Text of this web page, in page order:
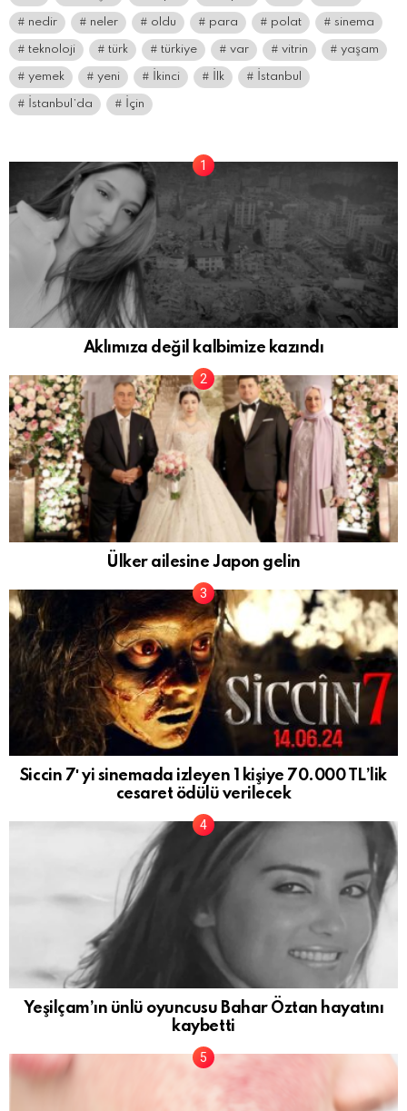
nedir neler oldu para polat sinema
teknoloji türk türkiye var vitrin yaşam
yemek yeni İkinci İlk İstanbul
İstanbul’da İçin
Aklımıza değil kalbimize kazındı
Ülker ailesine Japon gelin
Siccin 7′ yi sinemada izleyen 1 kişiye 70.000 TL’lik
cesaret ödülü verilecek
Yeşilçam’ın ünlü oyuncusu Bahar Öztan hayatını
kaybetti